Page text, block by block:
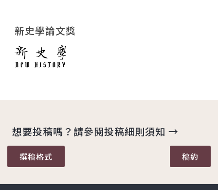
新史學論文獎
想要投稿嗎？請參閱投稿細則須知 →
撰稿格式 稿約